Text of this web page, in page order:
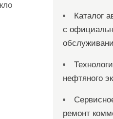
Каталог
с
нефтяного
ремонт